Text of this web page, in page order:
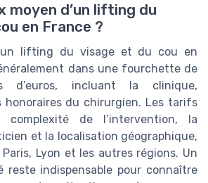
moyen d’un lifting du
en France ?
lifting du visage et du cou en
dans une fourchette de
d’euros, incluant la clinique,
honoraires du chirurgien. Les tarifs
de l’intervention, la
et la localisation géographique,
Lyon et les autres régions. Un
reste indispensable pour connaître